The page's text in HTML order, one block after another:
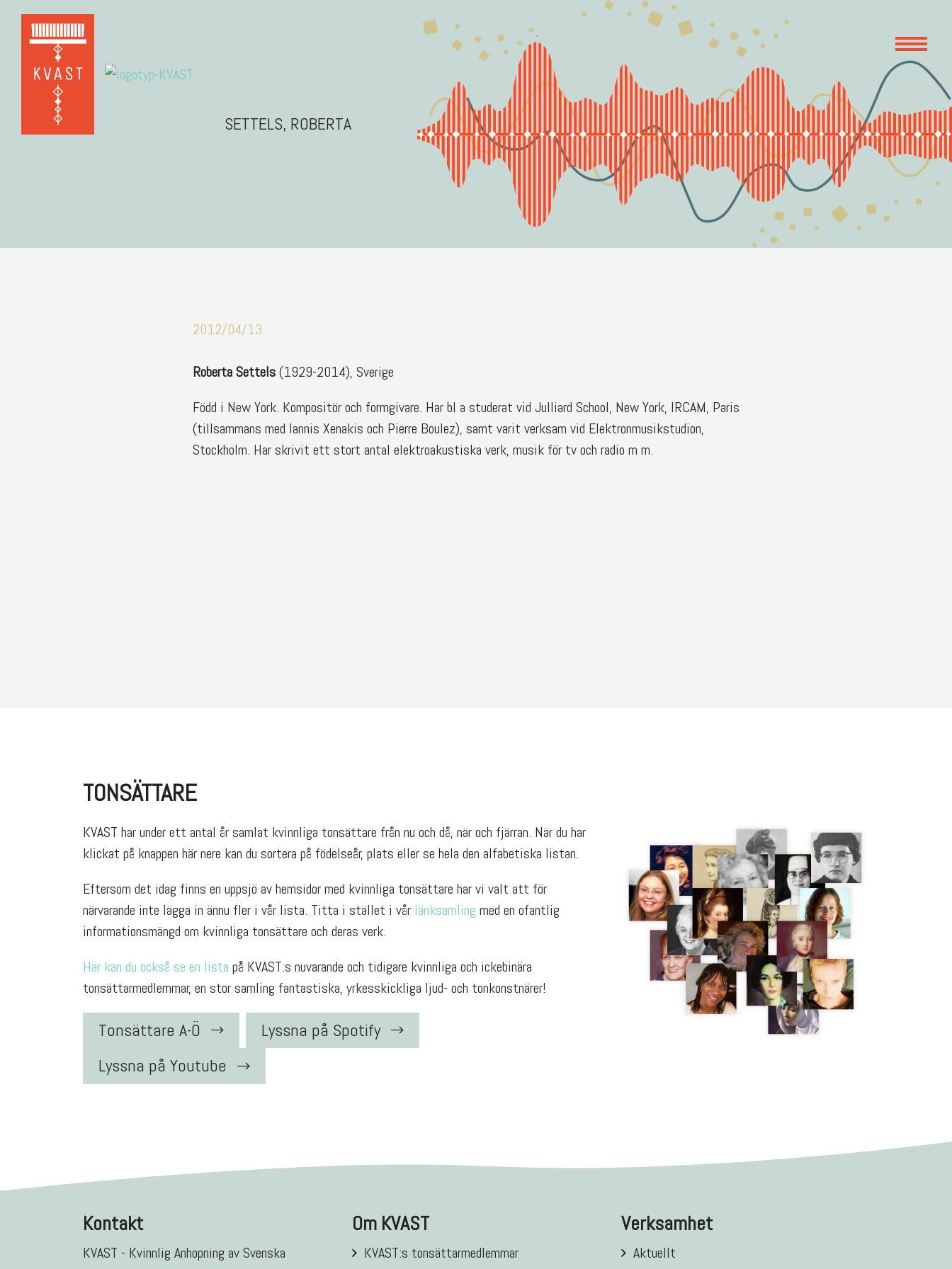
SETTELS, ROBERTA
2012/04/13
Roberta Settels(1929-2014), Sverige
Född i New York. Kompositör och formgivare. Har bl a studerat vid Julliard School, New York, IRCAM, Paris
(tillsammans med Iannis Xenakis och Pierre Boulez), samt varit verksam vid Elektronmusikstudion,
Stockholm. Har skrivit ett stort antal elektroakustiska verk, musik för tv och radio m m.
TONSÄTTARE
KVAST har under ett antal år samlat kvinnliga tonsättare från nu och då, när och fjärran. När du har
klickat på knappen här nere kan du sortera på födelseår, plats eller se hela den alfabetiska listan.
Eftersom det idag finns en uppsjö av hemsidor med kvinnliga tonsättare har vi valt att för
närvarande inte lägga in ännu fler i vår lista. Titta i stället i vår länksamling med en ofantlig
informationsmängd om kvinnliga tonsättare och deras verk.
Här kan du också se en lista på KVAST:s nuvarande och tidigare kvinnliga och ickebinära
tonsättarmedlemmar, en stor samling fantastiska, yrkesskickliga ljud- och tonkonstnärer!
Tonsättare A-Ö
Lyssna på Spotify
Lyssna på Youtube
Kontakt
KVAST - Kvinnlig Anhopning av Svenska
Om KVAST
KVAST:s tonsättarmedlemmar
Verksamhet
Aktuellt